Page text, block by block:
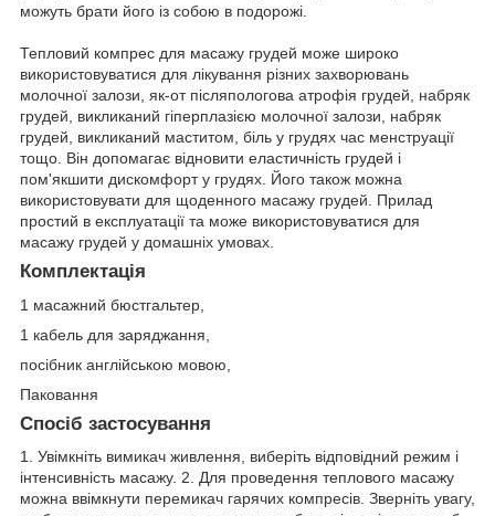
можуть брати його із собою в подорожі.
Тепловий компрес для масажу грудей може широко
використовуватися для лікування різних захворювань
молочної залози, як-от післяпологова атрофія грудей, набряк
грудей, викликаний гіперплазією молочної залози, набряк
грудей, викликаний маститом, біль у грудях час менструації
тощо. Він допомагає відновити еластичність грудей і
пом'якшити дискомфорт у грудях. Його також можна
використовувати для щоденного масажу грудей. Прилад
простий в експлуатації та може використовуватися для
масажу грудей у домашніх умовах.
Комплектація
1 масажний бюстгальтер,
1 кабель для заряджання,
посібник англійською мовою,
Паковання
Спосіб застосування
1. Увімкніть вимикач живлення, виберіть відповідний режим і
інтенсивність масажу. 2. Для проведення теплового масажу
можна ввімкнути перемикач гарячих компресів. Зверніть увагу,